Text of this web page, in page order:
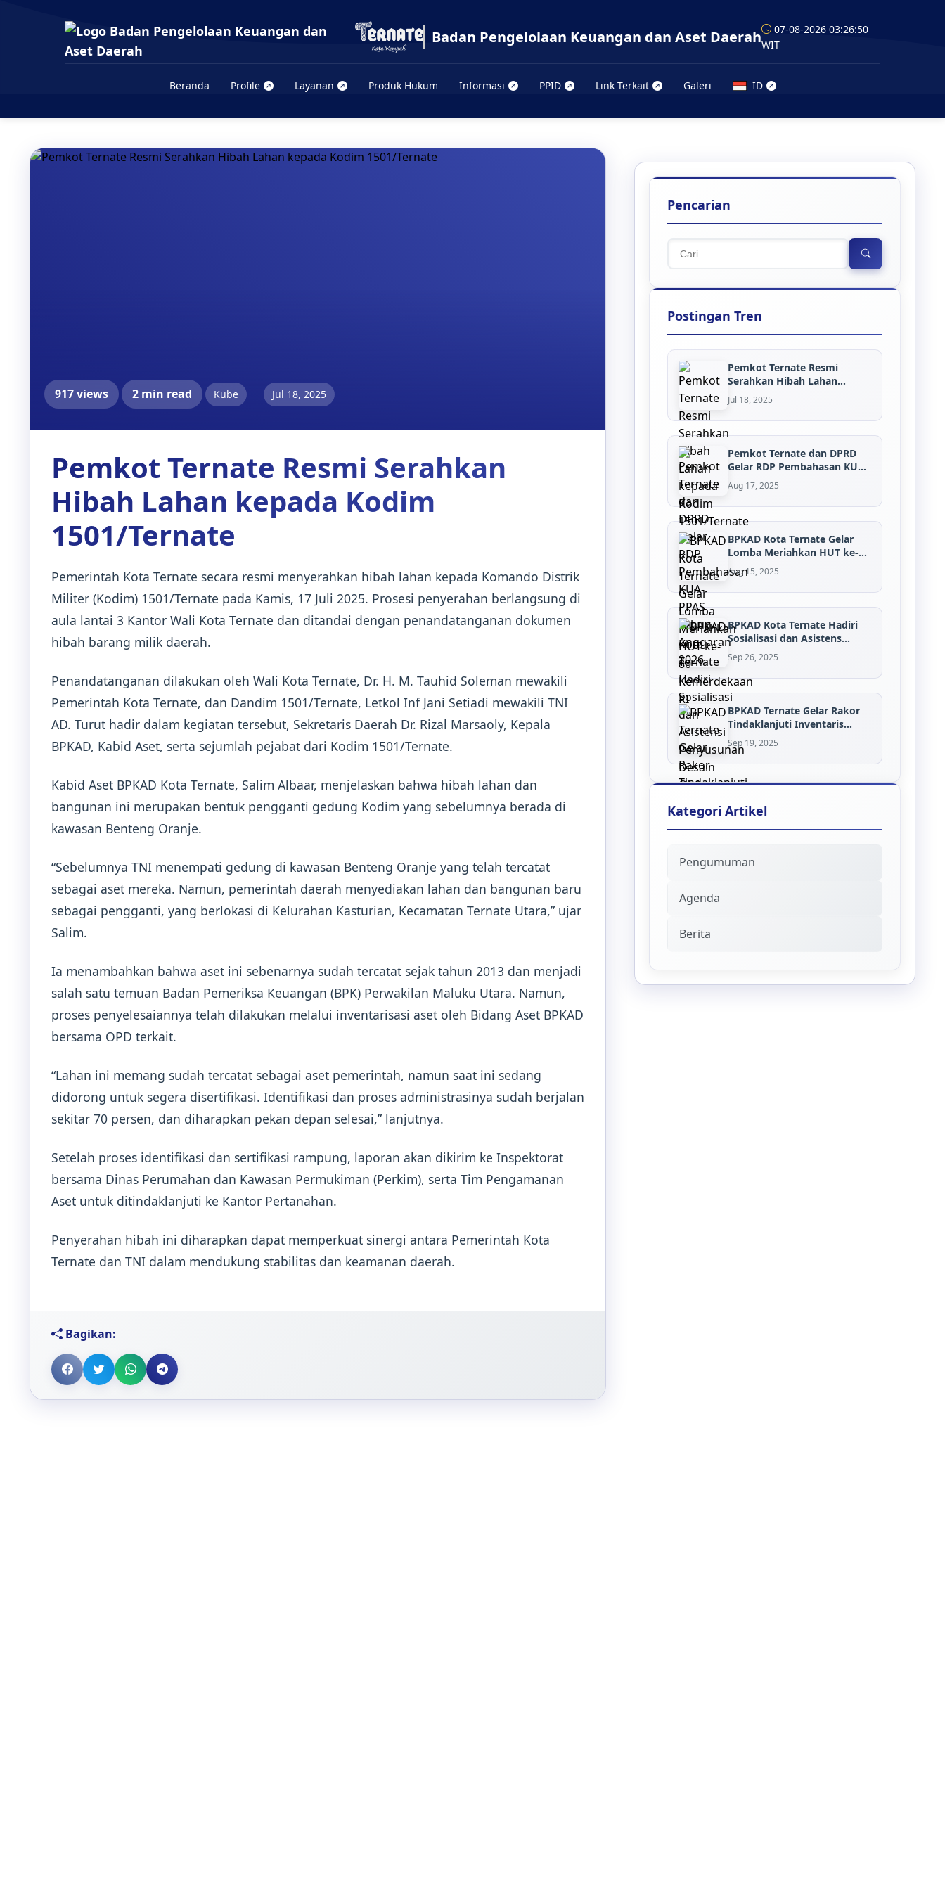
Badan Pengelolaan Keuangan dan Aset Daerah
07-08-2026 03:26:51
WIT
Beranda Profile Layanan Produk Hukum Informasi PPID Link Terkait Galeri ID
917 views 2 min read Kube Jul 18, 2025
Pemkot Ternate Resmi Serahkan
Hibah Lahan kepada Kodim
1501/Ternate
Pemerintah Kota Ternate secara resmi menyerahkan hibah lahan kepada Komando Distrik
Militer (Kodim) 1501/Ternate pada Kamis, 17 Juli 2025. Prosesi penyerahan berlangsung di
aula lantai 3 Kantor Wali Kota Ternate dan ditandai dengan penandatanganan dokumen
hibah barang milik daerah.
Penandatanganan dilakukan oleh Wali Kota Ternate, Dr. H. M. Tauhid Soleman mewakili
Pemerintah Kota Ternate, dan Dandim 1501/Ternate, Letkol Inf Jani Setiadi mewakili TNI
AD. Turut hadir dalam kegiatan tersebut, Sekretaris Daerah Dr. Rizal Marsaoly, Kepala
BPKAD, Kabid Aset, serta sejumlah pejabat dari Kodim 1501/Ternate.
Kabid Aset BPKAD Kota Ternate, Salim Albaar, menjelaskan bahwa hibah lahan dan
bangunan ini merupakan bentuk pengganti gedung Kodim yang sebelumnya berada di
kawasan Benteng Oranje.
“Sebelumnya TNI menempati gedung di kawasan Benteng Oranje yang telah tercatat
sebagai aset mereka. Namun, pemerintah daerah menyediakan lahan dan bangunan baru
sebagai pengganti, yang berlokasi di Kelurahan Kasturian, Kecamatan Ternate Utara,” ujar
Salim.
Ia menambahkan bahwa aset ini sebenarnya sudah tercatat sejak tahun 2013 dan menjadi
salah satu temuan Badan Pemeriksa Keuangan (BPK) Perwakilan Maluku Utara. Namun,
proses penyelesaiannya telah dilakukan melalui inventarisasi aset oleh Bidang Aset BPKAD
bersama OPD terkait.
“Lahan ini memang sudah tercatat sebagai aset pemerintah, namun saat ini sedang
didorong untuk segera disertifikasi. Identifikasi dan proses administrasinya sudah berjalan
sekitar 70 persen, dan diharapkan pekan depan selesai,” lanjutnya.
Setelah proses identifikasi dan sertifikasi rampung, laporan akan dikirim ke Inspektorat
bersama Dinas Perumahan dan Kawasan Permukiman (Perkim), serta Tim Pengamanan
Aset untuk ditindaklanjuti ke Kantor Pertanahan.
Penyerahan hibah ini diharapkan dapat memperkuat sinergi antara Pemerintah Kota
Ternate dan TNI dalam mendukung stabilitas dan keamanan daerah.
Bagikan:
Pencarian
Postingan Tren
Pemkot Ternate Resmi
Serahkan Hibah Lahan
kepada K...
Jul 18, 2025
Pemkot Ternate dan DPRD
Gelar RDP Pembahasan KUA-
P...
Aug 17, 2025
BPKAD Kota Ternate Gelar
Lomba Meriahkan HUT ke-
80...
Aug 15, 2025
BPKAD Kota Ternate Hadiri
Sosialisasi dan Asistens...
Sep 26, 2025
BPKAD Ternate Gelar Rakor
Tindaklanjuti Inventaris...
Sep 19, 2025
Kategori Artikel
Pengumuman
Agenda
Berita